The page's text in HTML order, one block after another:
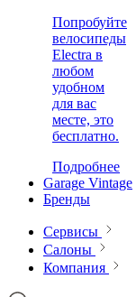
Попробуйте
велосипеды
Electra в
любом
удобном
для вас
месте, это
бесплатно.
Подробнее
Garage Vintage
Бренды
Сервисы
Салоны
Компания